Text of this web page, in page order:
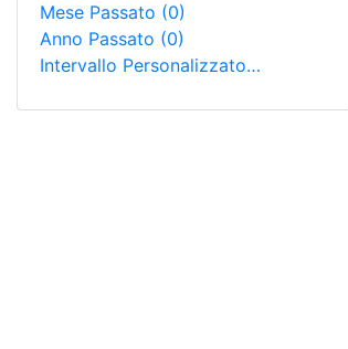
Mese Passato (0)
Anno Passato (0)
Intervallo Personalizzato…